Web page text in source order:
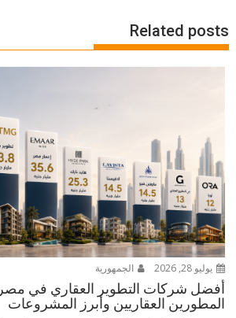
Related posts
يوليو 28, 2026 الجمهورية
المطورين العقاريين وأبرز المشروعات